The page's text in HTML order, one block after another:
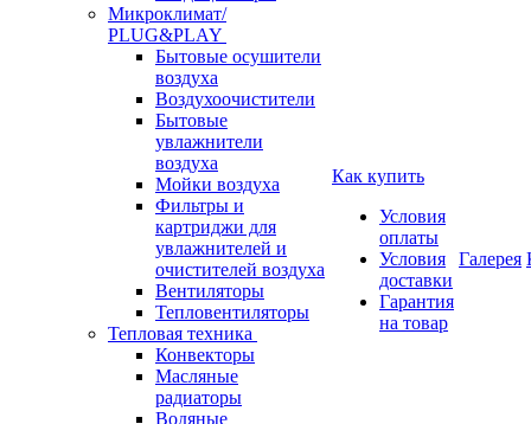
Микроклимат/
PLUG&PLAY
Бытовые осушители
воздуха
Воздухоочистители
Бытовые
увлажнители
воздуха
Мойки воздуха
Фильтры и
картриджи для
увлажнителей и
очистителей воздуха
Вентиляторы
Тепловентиляторы
Тепловая техника
Конвекторы
Масляные
радиаторы
Водяные
Как купить
Условия
оплаты
Условия
доставки
Гарантия
на товар
Галерея